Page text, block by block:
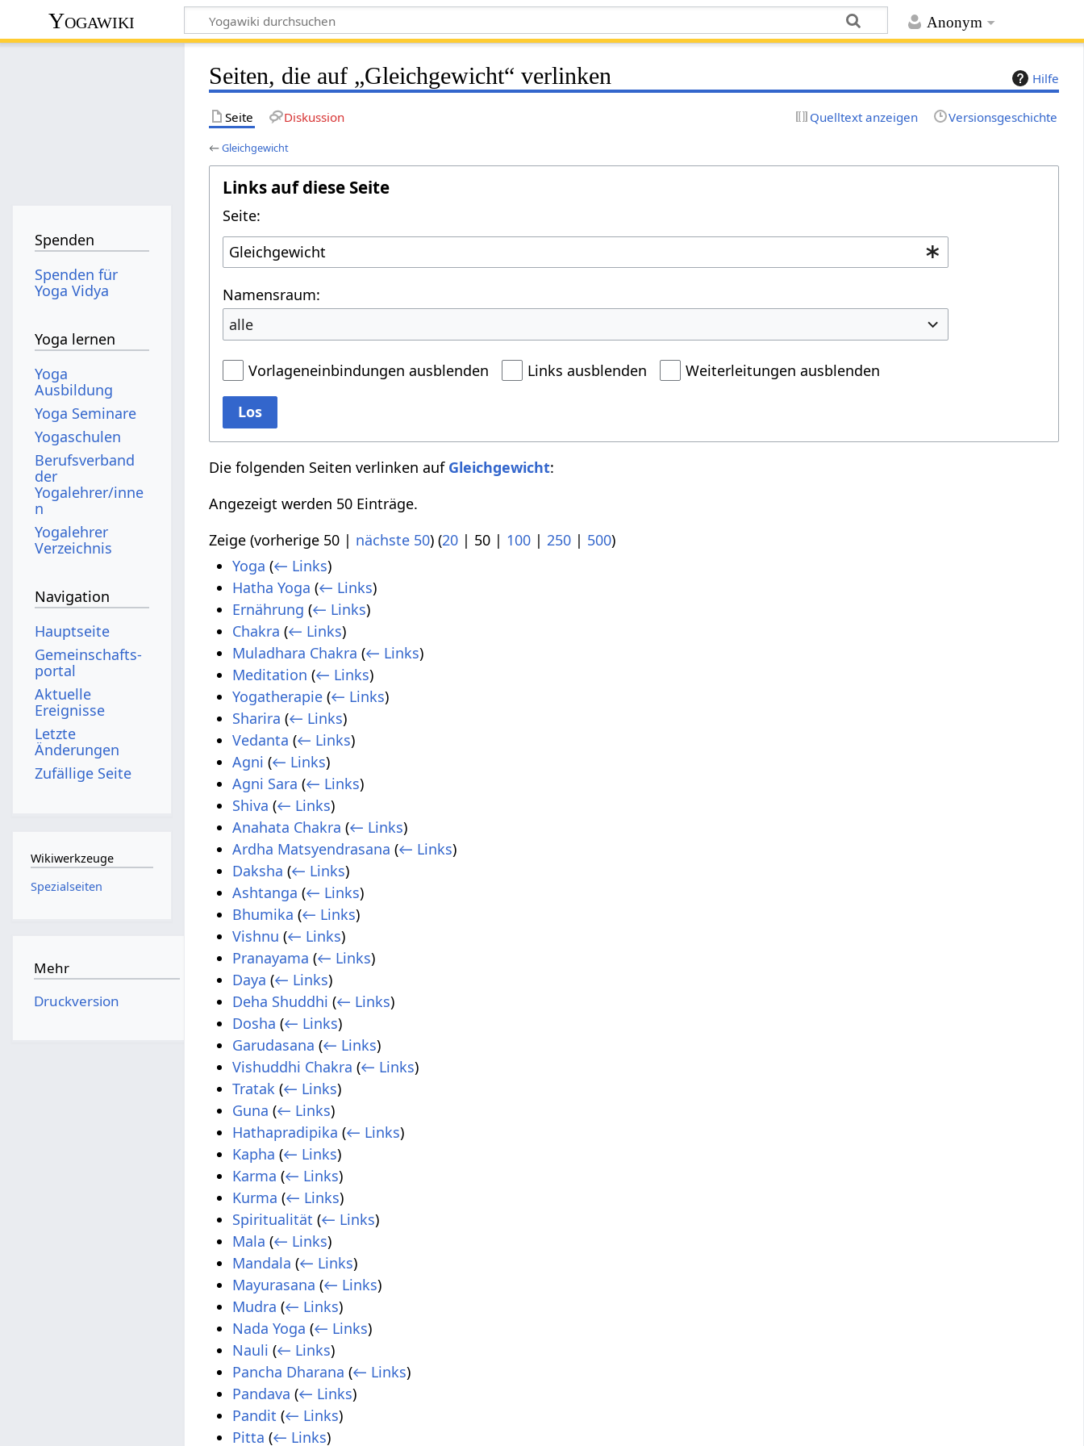
Anonym
Yogawiki
Hilfe
Seiten, die auf „Gleichgewicht“ verlinken
Seite Diskussion Quelltext anzeigen Versionsgeschichte
←Gleichgewicht
Links auf diese Seite
Seite:
Namensraum:
alle
Vorlageneinbindungen ausblenden Links ausblenden Weiterleitungen ausblenden
Los
Die folgenden Seiten verlinken auf Gleichgewicht:
Angezeigt werden 50 Einträge.
Zeige (vorherige 50 | nächste 50) (20 | 50 | 100 |250 | 500)
Yoga (← Links)
Hatha Yoga (← Links)
Ernährung (← Links)
Chakra (← Links)
Muladhara Chakra (← Links)
Meditation (← Links)
Yogatherapie (← Links)
Sharira (← Links)
Vedanta (← Links)
Agni (← Links)
Agni Sara (← Links)
Shiva (← Links)
Anahata Chakra (← Links)
Ardha Matsyendrasana (← Links)
Daksha (← Links)
Ashtanga (← Links)
Bhumika (← Links)
Vishnu (← Links)
Pranayama (← Links)
Daya (← Links)
Deha Shuddhi (← Links)
Dosha (← Links)
Garudasana (← Links)
Vishuddhi Chakra (← Links)
Tratak (← Links)
Guna (← Links)
Hathapradipika (← Links)
Kapha (← Links)
Karma (← Links)
Kurma (← Links)
Spiritualität (← Links)
Mala (← Links)
Mandala (← Links)
Mayurasana (← Links)
Mudra (← Links)
Nada Yoga (← Links)
Nauli (← Links)
Pancha Dharana (← Links)
Pandava (← Links)
Pandit (← Links)
Pitta (← Links)
Spenden
Spenden für
Yoga Vidya
Yoga lernen
Yoga
Ausbildung
Yoga Seminare
Yogaschulen
Berufsverband
der
Yogalehrer/inne
n
Yogalehrer
Verzeichnis
Navigation
Hauptseite
Gemeinschafts­
portal
Aktuelle
Ereignisse
Letzte
Änderungen
Zufällige Seite
Wikiwerkzeuge
Spezialseiten
Mehr
Druckversion